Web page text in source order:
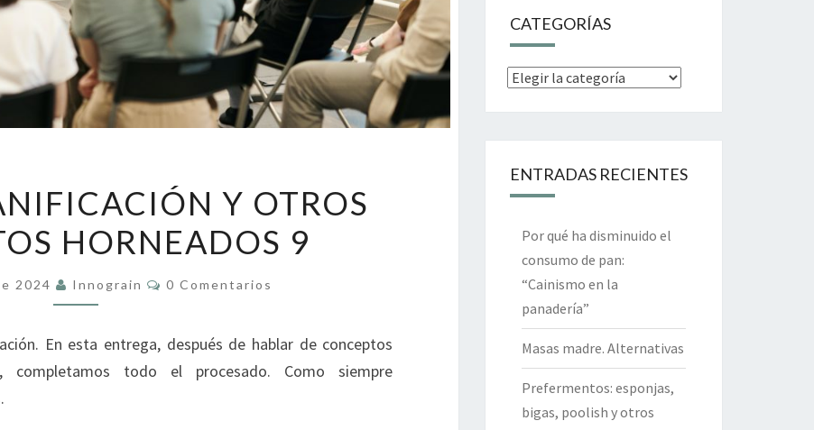
DE
PANIFICACIÓN
Y
OTROS
HORNEADOS
9
Y OTROS
HORNEADOS 9
2024 Innograin Comentarios
0 Comentarios
En esta entrega, después de hablar de conceptos
completamos todo el procesado. Como siempre
CATEGORÍAS
Categorías
ENTRADAS RECIENTES
Por qué ha disminuido el
consumo de pan:
“Cainismo en la
panadería”
Masas madre. Alternativas
Prefermentos: esponjas,
bigas, poolish y otros